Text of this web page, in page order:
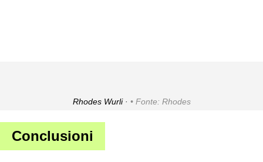
Rhodes Wurli · Fonte: Rhodes
Conclusioni